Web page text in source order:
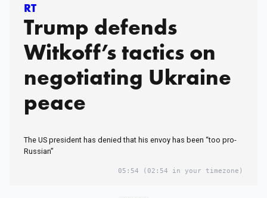
RT
Trump defends
Witkoff’s tactics on
negotiating Ukraine
peace
The US president has denied that his envoy has been “too pro-
Russian”
05:54 (02:54 in your timezone)